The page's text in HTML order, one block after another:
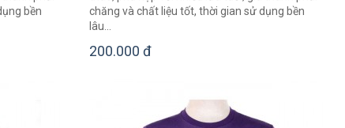
bền
chăng và chất liệu tốt, thời gian sử dụng bền
lâu...
200.000 đ